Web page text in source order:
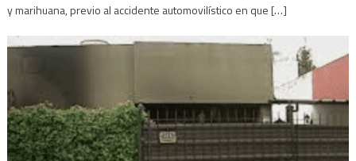
y marihuana, previo al accidente automovilístico en que […]